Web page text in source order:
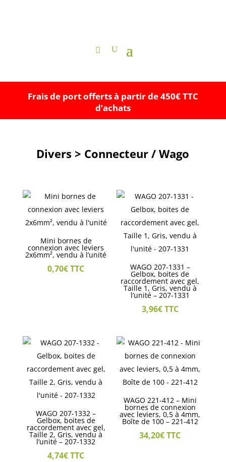
Frais de port offerts à partir de 450€ TTC
d’achats
Divers > Connecteur / Wago
Mini bornes de
connexion avec leviers
2x6mm², vendu à l’unité
0,70€TTC WAGO 207-1331 –
Gelbox, boites de
raccordement avec gel,
Taille 1, Gris, vendu à
l’unité – 207-1331
3,96€TTC
WAGO 207-1332 –
Gelbox, boites de
raccordement avec gel,
Taille 2, Gris, vendu à
l’unité – 207-1332
4,74€TTC
WAGO 221-412 – Mini
bornes de connexion
avec leviers, 0,5 à 4mm,
Boîte de 100 – 221-412
34,20€TTC